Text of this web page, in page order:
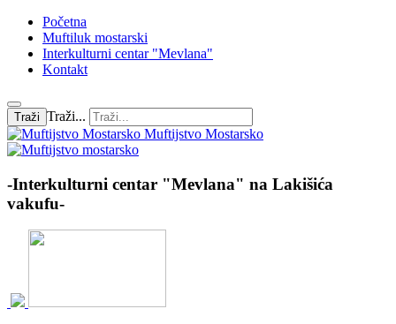
Početna
Muftiluk mostarski
Interkulturni centar "Mevlana"
Kontakt
Traži Traži...
Muftijstvo Mostarsko
-Interkulturni centar "Mevlana" na Lakišića
vakufu-